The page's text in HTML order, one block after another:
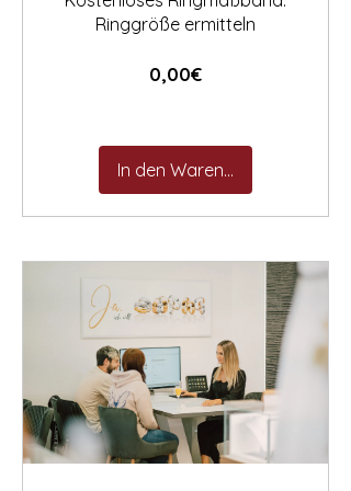
Ringgröße ermitteln
0,00€Preis
In den Warenkorb